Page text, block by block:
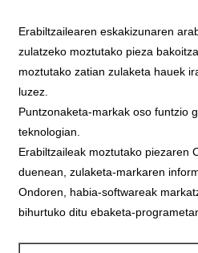
Erabiltzailearen eskakizunaren
zulatzeko moztutako pieza
moztutako zatian zulaketa hauek
luzez.
Puntzonaketa-markak oso funtzio
teknologian.
Erabiltzaileak moztutako piezaren
duenean, zulaketa-markaren
Ondoren, habia-softwareak
bihurtuko ditu ebaketa-